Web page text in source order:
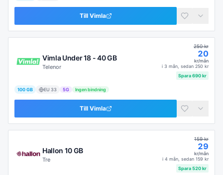
Till Vimla
Vimla Under 18 - 40 GB
Telenor
250kr
20
kr/mån
i 3 mån , sedan 250 kr
Spara690kr
100 GB EU 33 5G Ingen bindning
Till Vimla
Hallon 10 GB
Tre
159kr
29
kr/mån
i 4 mån , sedan 159 kr
Spara520kr